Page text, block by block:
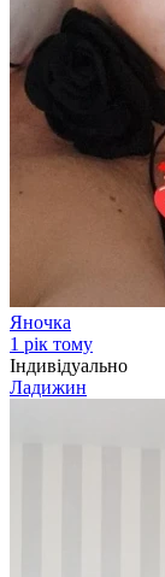
Яночка
1 рік тому
Індивідуально
Ладижин